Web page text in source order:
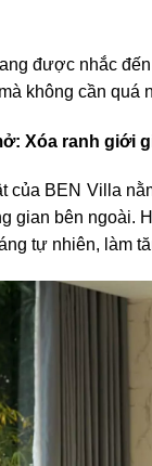
được nhắc
không cần quá
Xóa ranh giới
của BEN Villa
gian bên ngoài.
tự nhiên, làm